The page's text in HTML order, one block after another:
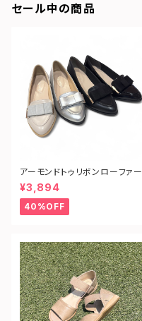
セール中の商品
アーモンドトゥリボンローファー
¥3,894
40%OFF